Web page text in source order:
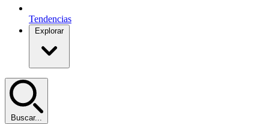
Tendencias
Explorar
Buscar...